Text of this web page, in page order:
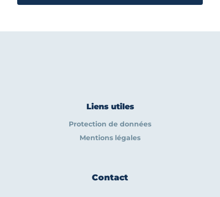
Liens utiles
Protection de données
Mentions légales
Contact